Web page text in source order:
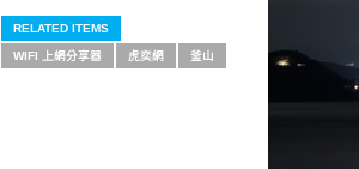
RELATED ITEMS
WIFI 上網分享器 虎奕網 釜山